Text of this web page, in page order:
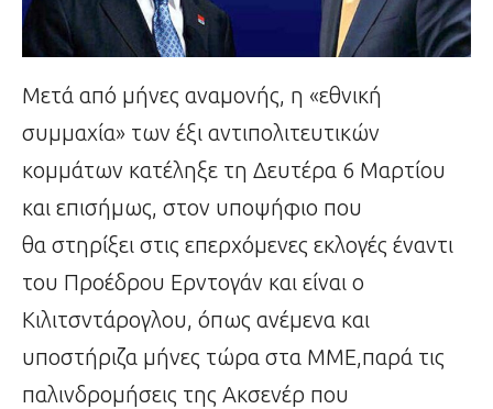
Μετά από μήνες αναμονής, η «εθνική
συμμαχία» των έξι αντιπολιτευτικών
κομμάτων κατέληξε τη Δευτέρα 6 Μαρτίου
και επισήμως, στον υποψήφιο που
θα στηρίξει στις επερχόμενες εκλογές έναντι
του Προέδρου Ερντογάν και είναι ο
Κιλιτσντάρογλου, όπως ανέμενα και
υποστήριζα μήνες τώρα στα ΜΜΕ,παρά τις
παλινδρομήσεις της Ακσενέρ που